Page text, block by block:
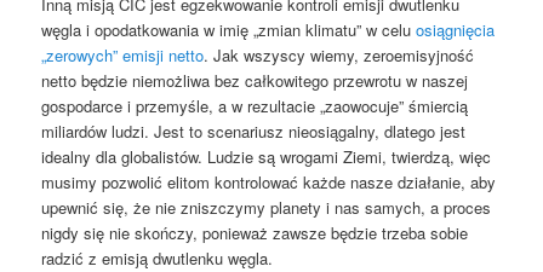
węgla i opodatkowania w imię „zmian klimatu” w celuosiągnięcia
„zerowych” emisji netto. Jak wszyscy wiemy, zeroemisyjność
netto będzie niemożliwa bez całkowitego przewrotu w naszej
gospodarce i przemyśle, a w rezultacie „zaowocuje” śmiercią
miliardów ludzi. Jest to scenariusz nieosiągalny, dlatego jest
idealny dla globalistów. Ludzie są wrogami Ziemi, twierdzą, więc
musimy pozwolić elitom kontrolować każde nasze działanie, aby
upewnić się, że nie zniszczymy planety i nas samych, a proces
nigdy się nie skończy, ponieważ zawsze będzie trzeba sobie
radzić z emisją dwutlenku węgla.